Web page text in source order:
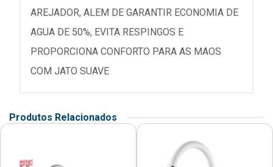
AREJADOR, ALEM DE GARANTIR ECONOMIA DE
AGUA DE 50%, EVITA RESPINGOS E
PROPORCIONA CONFORTO PARA AS MAOS
COM JATO SUAVE
Produtos Relacionados